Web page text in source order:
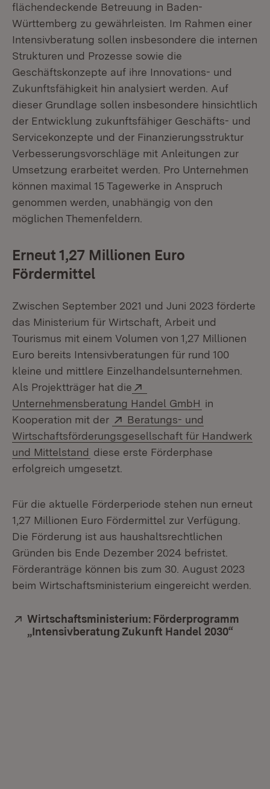
flächendeckende Betreuung in Baden-
Württemberg zu gewährleisten. Im Rahmen einer
Intensivberatung sollen insbesondere die internen
Strukturen und Prozesse sowie die
Geschäftskonzepte auf ihre Innovations- und
Zukunftsfähigkeit hin analysiert werden. Auf
dieser Grundlage sollen insbesondere hinsichtlich
der Entwicklung zukunftsfähiger Geschäfts- und
Servicekonzepte und der Finanzierungsstruktur
Verbesserungsvorschläge mit Anleitungen zur
Umsetzung erarbeitet werden. Pro Unternehmen
können maximal 15 Tagewerke in Anspruch
genommen werden, unabhängig von den
möglichen Themenfeldern.
Erneut 1,27 Millionen Euro
Fördermittel
Zwischen September 2021 und Juni 2023 förderte
das Ministerium für Wirtschaft, Arbeit und
Tourismus mit einem Volumen von 1,27 Millionen
Euro bereits Intensivberatungen für rund 100
kleine und mittlere Einzelhandelsunternehmen.
Als Projektträger hat die
Unternehmensberatung Handel GmbH (Öffnet in
in
Kooperation mit der
Extern:
Beratungs- und
Wirtschaftsförderungsgesellschaft für Handwerk
und Mittelstand (Öffnet in neuem Fenster)
diese erste Förderphase
erfolgreich umgesetzt.
Für die aktuelle Förderperiode stehen nun erneut
1,27 Millionen Euro Fördermittel zur Verfügung.
Die Förderung ist aus haushaltsrechtlichen
Gründen bis Ende Dezember 2024 befristet.
Förderanträge können bis zum 30. August 2023
beim Wirtschaftsministerium eingereicht werden.
Extern:
Wirtschaftsministerium: Förderprogramm
„Intensivberatung Zukunft Handel 2030“